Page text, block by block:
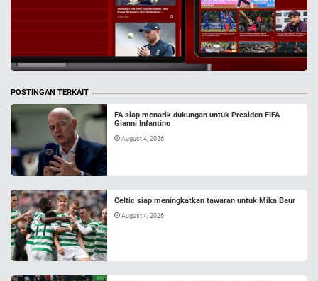
POSTINGAN TERKAIT
FA siap menarik dukungan untuk Presiden FIFA
Gianni Infantino
August 4, 2026
Celtic siap meningkatkan tawaran untuk Mika Baur
August 4, 2026